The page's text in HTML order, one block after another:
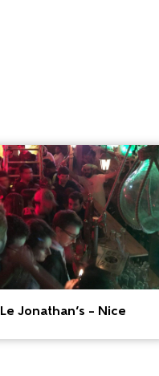
Le Jonathan’s – Nice